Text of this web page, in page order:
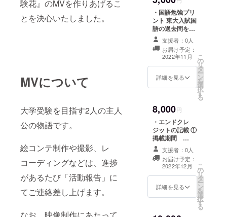
験花』のMVを作りあげるこ
とを決心いたしました。
MVについて
大学受験を目指す2人の主人
公の物語です。
絵コンテ制作や撮影、レ
コーディングなどは、進捗
があるたび「活動報告」に
てご連絡差し上げます。
す。
・国語勉強プリ
ント 東大入試国
語の過去問を東
大生が実際にど
う解いたのかま
とめたプリント
になります。 ・
激励のメッセー
ジ 東京大学理科
きメッセージを
贈らせていただ
きます。
支援者：0人
お届け予定：
2022年11月
詳細を見る
こ
の
リ
タ
ー
ン
を
選
択
す
る
8,000円
・エンドクレ
ジットの記載 ①
掲載期間
YouTube 公開期
間 ②掲載方法
概要欄に文字で
の記載となりま
す。 ※支援時、
必ず備考欄に掲
支援者：0人
お届け予定：
2022年12月
詳細を見る
こ
の
リ
タ
ー
ン
を
選
択
す
る